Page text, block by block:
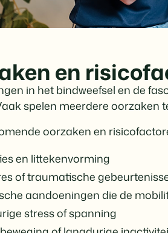
en
in het bindweefsel en de
spelen meerdere oorzaken
oorzaken en
en littekenvorming
of traumatische
aandoeningen die de
stress of spanning